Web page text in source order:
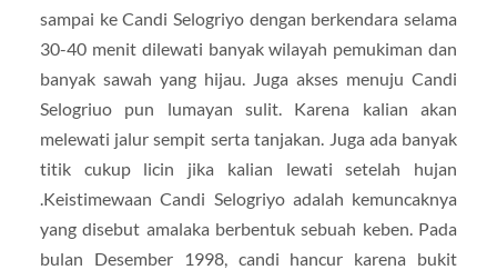
sampai ke Candi Selogriyo dengan berkendara selama
30-40 menit dilewati banyak wilayah pemukiman dan
banyak sawah yang hijau. Juga akses menuju Candi
Selogriuo pun lumayan sulit. Karena kalian akan
melewati jalur sempit serta tanjakan. Juga ada banyak
titik cukup licin jika kalian lewati setelah hujan
.Keistimewaan Candi Selogriyo adalah kemuncaknya
yang disebut amalaka berbentuk sebuah keben. Pada
bulan Desember 1998, candi hancur karena bukit